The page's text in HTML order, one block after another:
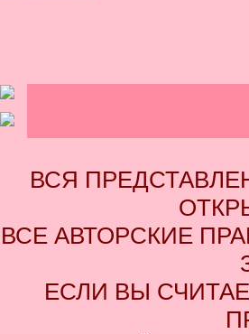
ВСЯ
ВСЕ АВТОРСКИЕ
ЕСЛИ ВЫ